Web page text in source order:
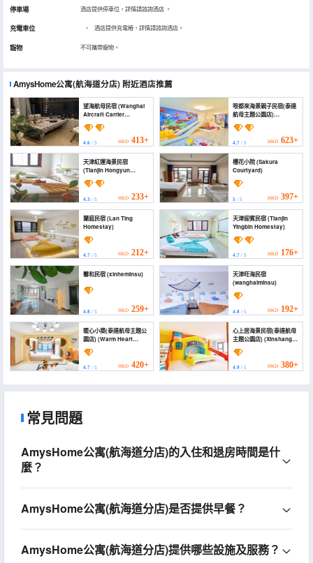
停車場 酒店提供停車位，詳情請諮詢酒店 。
充電車位 • 酒店提供充電樁，詳情請諮詢酒店。
寵物 不可攜帶寵物。
AmysHome公寓(航海道分店) 附近酒店推薦
望海航母民宿 (Wanghai
Aircraft Carrier
Homestay)
4.6 / 5 HKD 413+
哏都來海景親子民宿(泰達
航母主題公園店)
(Gendulai Seaview
Family Homestay (Teda
Aircraft Carrier Theme
Park))
4.7/ 5 HKD 623+
天津紅運海景民宿
(Tianjin Hongyun
Scenic Apartment)
4.3 / 5 HKD 233+
櫻花小院 (Sakura
Courtyard)
5/ 5 HKD 397+
蘭庭民宿 (Lan Ting
Homestay)
4.7 / 5 HKD 212+
天津迎賓民宿 (Tianjin
Yingbin Homestay)
4.7/ 5 HKD 176+
馨和民宿 (xinheminsu)
4.8 / 5 HKD 259+
天津旺海民宿
(wanghaiminsu)
4.8/ 5 HKD 192+
暖心小築(泰達航母主題公
園店) (Warm Heart
Homestay (Teda
Aircraft Carrier Theme
Park))
4.7 / 5 HKD 420+
心上居海景民宿(泰達航母
主題公園店) (Xinshangju
Scenic Apartment
(Teda Aircraft Carrier
Theme Park))
4.9/ 5 HKD 380+
常見問題
AmysHome公寓(航海道分店)的入住和退房時間是什
麼？
AmysHome公寓(航海道分店)是否提供早餐？
AmysHome公寓(航海道分店)提供哪些設施及服務？